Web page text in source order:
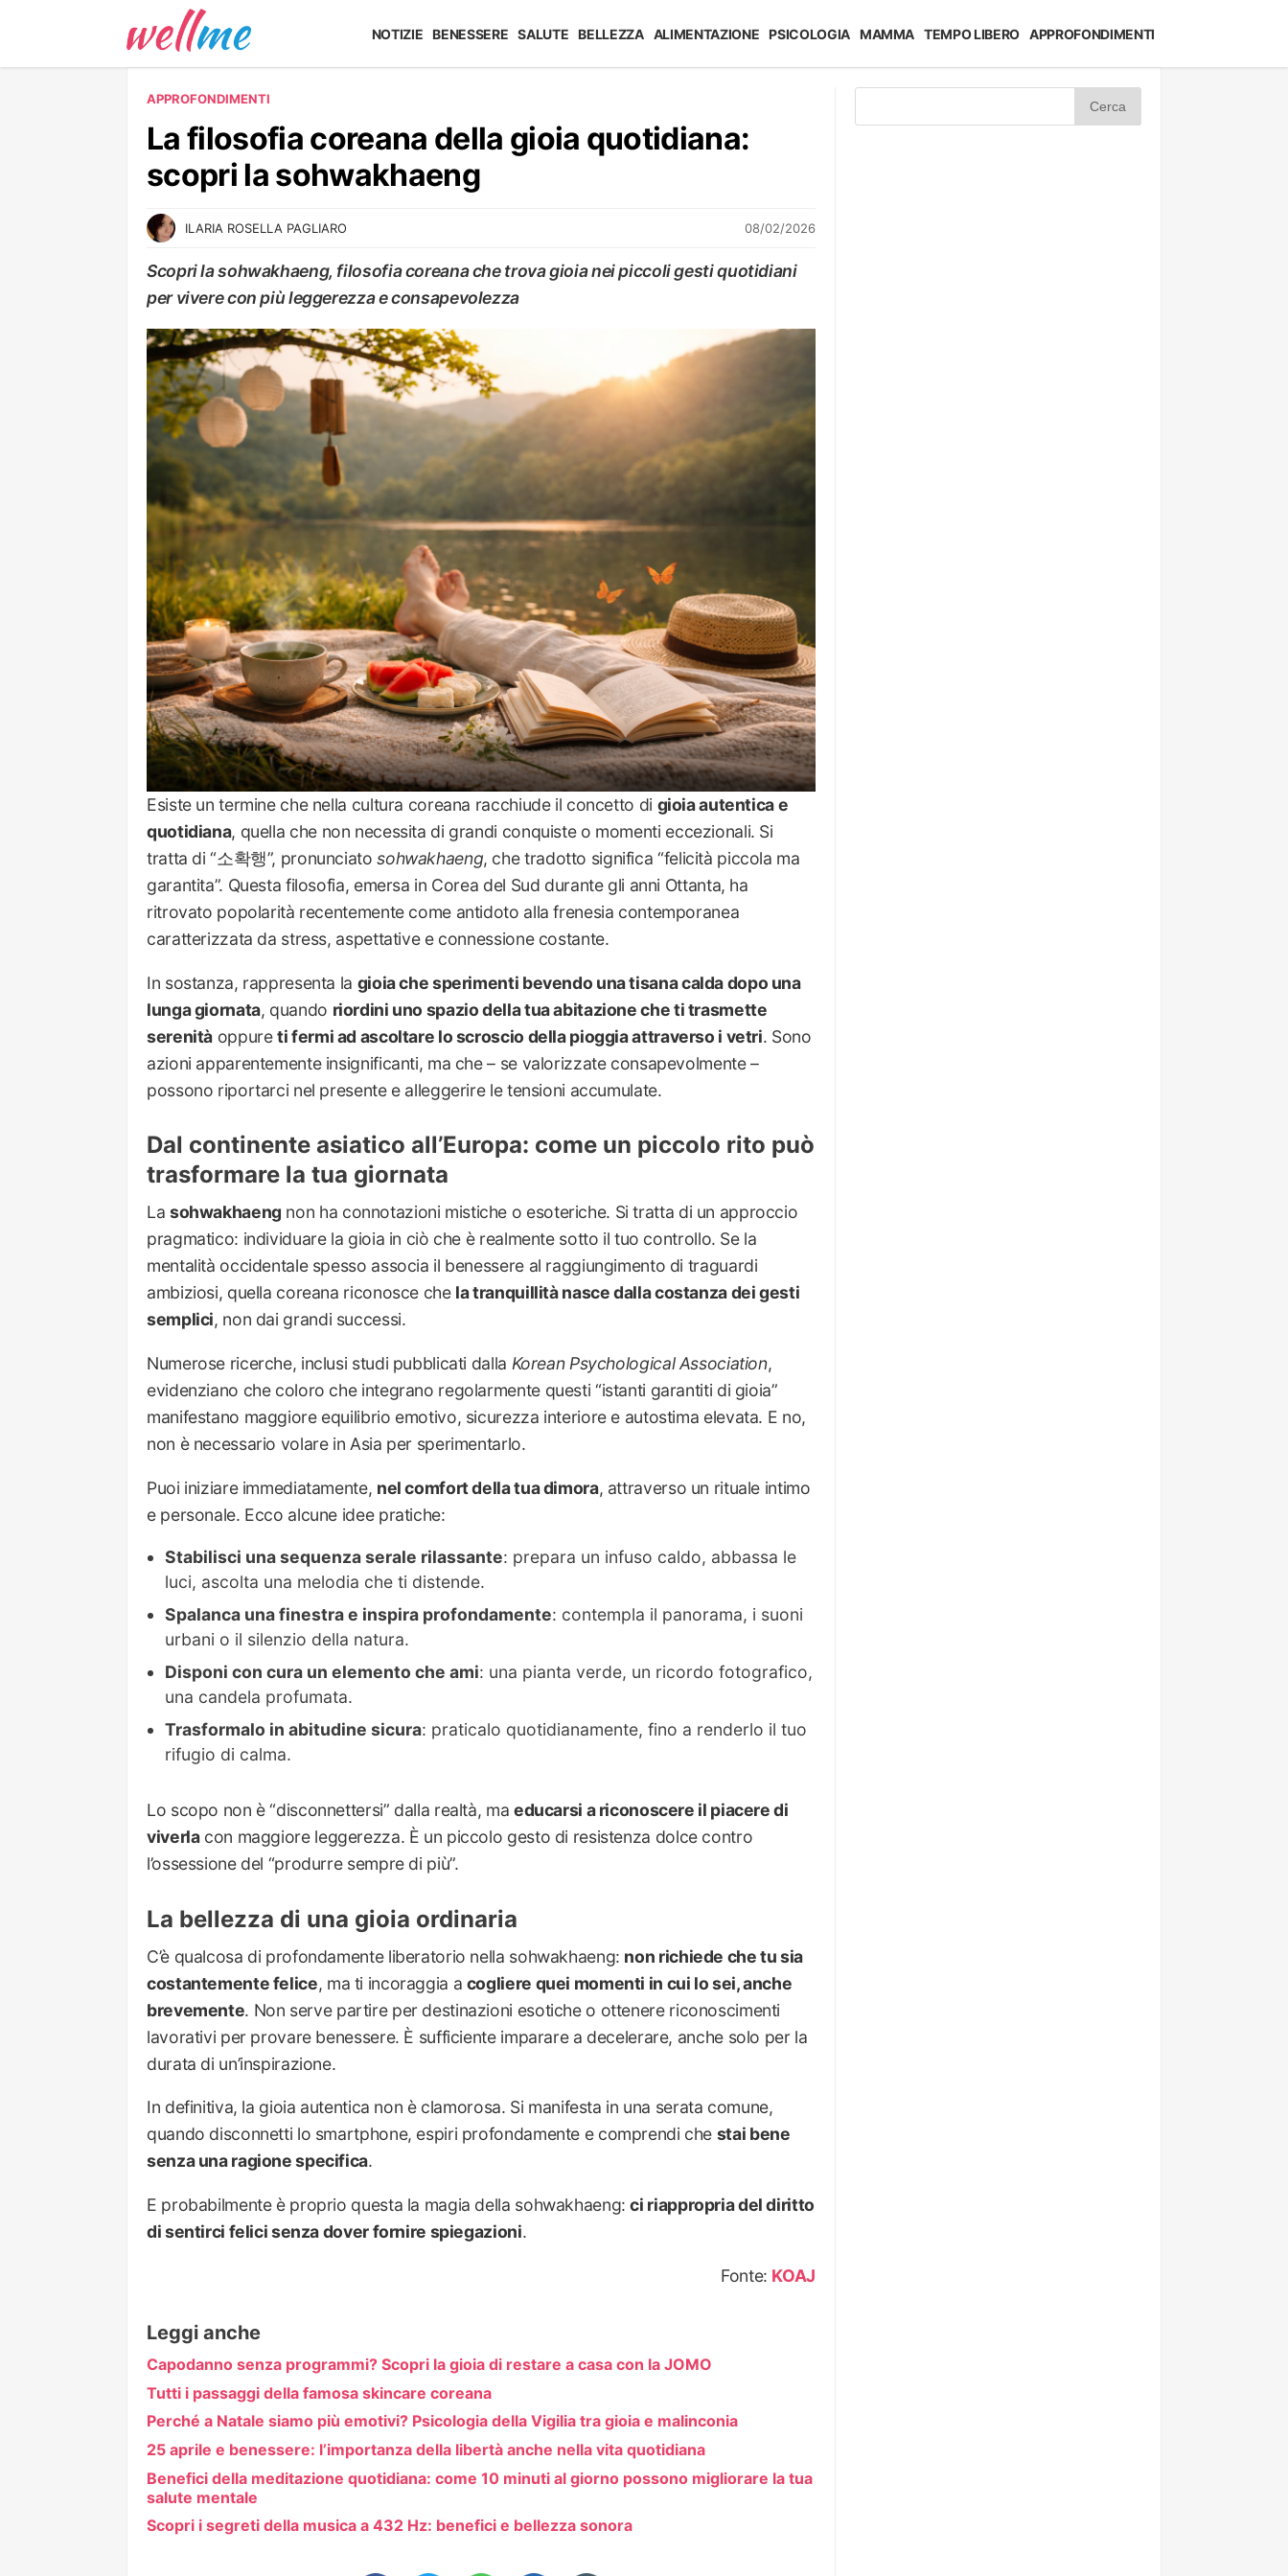
NOTIZIE BENESSERE SALUTE BELLEZZA ALIMENTAZIONE PSICOLOGIA MAMMA TEMPO LIBERO APPROFONDIMENTI
APPROFONDIMENTI
La filosofia coreana della gioia quotidiana:
scopri la sohwakhaeng
ILARIA ROSELLA PAGLIARO 08/02/2026
Scopri la sohwakhaeng, filosofia coreana che trova gioia nei piccoli gesti quotidiani
per vivere con più leggerezza e consapevolezza
APPROFONDIMENTI
Esiste un termine che nella cultura coreana racchiude il concetto di gioia autentica e
quotidiana, quella che non necessita di grandi conquiste o momenti eccezionali. Si
tratta di “소확행”, pronunciatosohwakhaeng, che tradotto significa “felicità piccola ma
garantita”. Questa filosofia, emersa in Corea del Sud durante gli anni Ottanta, ha
ritrovato popolarità recentemente come antidoto alla frenesia contemporanea
caratterizzata da stress, aspettative e connessione costante.
In sostanza, rappresenta la gioia che sperimenti bevendo una tisana calda dopo una
lunga giornata, quando riordini uno spazio della tua abitazione che ti trasmette
serenità oppureti fermi ad ascoltare lo scroscio della pioggia attraverso i vetri. Sono
azioni apparentemente insignificanti, ma che – se valorizzate consapevolmente –
possono riportarci nel presente e alleggerire le tensioni accumulate.
Dal continente asiatico all’Europa: come un piccolo rito può
trasformare la tua giornata
La sohwakhaeng non ha connotazioni mistiche o esoteriche. Si tratta di un approccio
pragmatico: individuare la gioia in ciò che è realmente sotto il tuo controllo. Se la
mentalità occidentale spesso associa il benessere al raggiungimento di traguardi
ambiziosi, quella coreana riconosce che la tranquillità nasce dalla costanza dei gesti
semplici, non dai grandi successi.
Numerose ricerche, inclusi studi pubblicati dalla Korean Psychological Association,
evidenziano che coloro che integrano regolarmente questi “istanti garantiti di gioia”
manifestano maggiore equilibrio emotivo, sicurezza interiore e autostima elevata. E no,
non è necessario volare in Asia per sperimentarlo.
Puoi iniziare immediatamente, nel comfort della tua dimora, attraverso un rituale intimo
e personale. Ecco alcune idee pratiche:
Stabilisci una sequenza serale rilassante: prepara un infuso caldo, abbassa le
luci, ascolta una melodia che ti distende.
Spalanca una finestra e inspira profondamente: contempla il panorama, i suoni
urbani o il silenzio della natura.
Disponi con cura un elemento che ami: una pianta verde, un ricordo fotografico,
una candela profumata.
Trasformalo in abitudine sicura: praticalo quotidianamente, fino a renderlo il tuo
rifugio di calma.
Lo scopo non è “disconnettersi” dalla realtà, ma educarsi a riconoscere il piacere di
viverlacon maggiore leggerezza. È un piccolo gesto di resistenza dolce contro
l’ossessione del “produrre sempre di più”.
La bellezza di una gioia ordinaria
C’è qualcosa di profondamente liberatorio nella sohwakhaeng: non richiede che tu sia
costantemente felice, ma ti incoraggia a cogliere quei momenti in cui lo sei, anche
brevemente. Non serve partire per destinazioni esotiche o ottenere riconoscimenti
lavorativi per provare benessere. È sufficiente imparare a decelerare, anche solo per la
durata di un’inspirazione.
In definitiva, la gioia autentica non è clamorosa. Si manifesta in una serata comune,
quando disconnetti lo smartphone, espiri profondamente e comprendi che stai bene
senza una ragione specifica.
E probabilmente è proprio questa la magia della sohwakhaeng:ci riappropria del diritto
di sentirci felici senza dover fornire spiegazioni.
Fonte: KOAJ
Leggi anche
Capodanno senza programmi? Scopri la gioia di restare a casa con la JOMO
Tutti i passaggi della famosa skincare coreana
Perché a Natale siamo più emotivi? Psicologia della Vigilia tra gioia e malinconia
25 aprile e benessere: l’importanza della libertà anche nella vita quotidiana
Benefici della meditazione quotidiana: come 10 minuti al giorno possono migliorare la tua
salute mentale
Scopri i segreti della musica a 432 Hz: benefici e bellezza sonora